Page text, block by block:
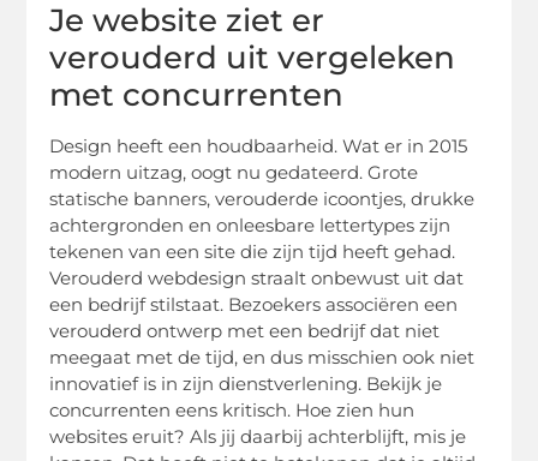
Je website ziet er
verouderd uit vergeleken
met concurrenten
Design heeft een houdbaarheid. Wat er in 2015
modern uitzag, oogt nu gedateerd. Grote
statische banners, verouderde icoontjes, drukke
achtergronden en onleesbare lettertypes zijn
tekenen van een site die zijn tijd heeft gehad.
Verouderd webdesign straalt onbewust uit dat
een bedrijf stilstaat. Bezoekers associëren een
verouderd ontwerp met een bedrijf dat niet
meegaat met de tijd, en dus misschien ook niet
innovatief is in zijn dienstverlening. Bekijk je
concurrenten eens kritisch. Hoe zien hun
websites eruit? Als jij daarbij achterblijft, mis je